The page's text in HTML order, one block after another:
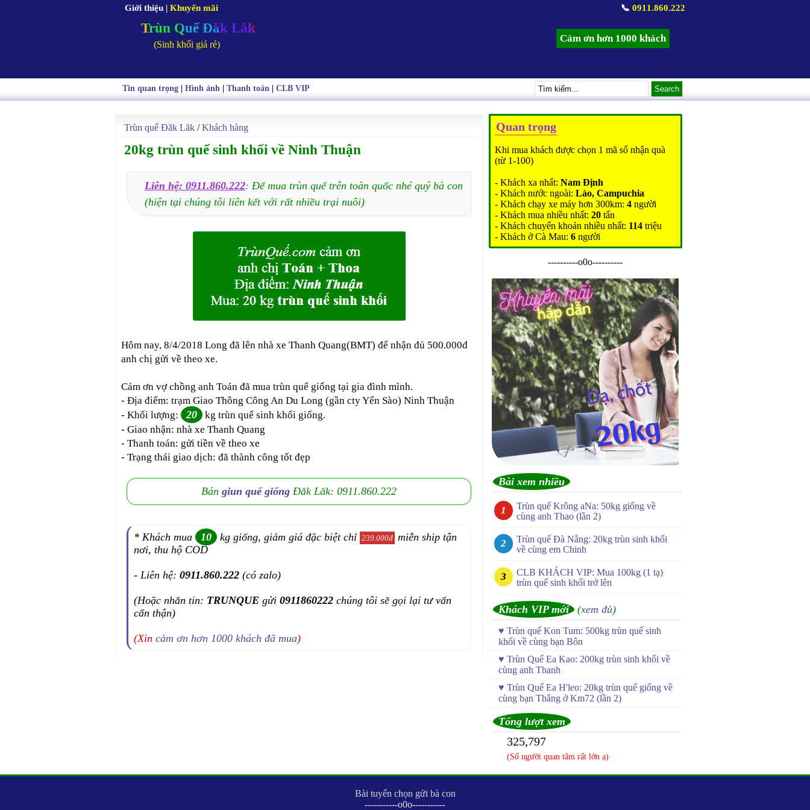
Giới thiệu | Khuyến mãi 📞 0911.860.222
Trùn Quế Đăk Lăk
(Sinh khối giá rẻ)
Cảm ơn hơn 1000 khách
Tin quan trọng| Hình ảnh| Thanh toán| CLB VIP
Trùn quế Đăk Lăk /Khách hàng
20kg trùn quế sinh khối về Ninh Thuận
Liên hệ: 0911.860.222: Để mua trùn quế trên toàn quốc nhé quý bà con
(hiện tại chúng tôi liên kết với rất nhiều trại nuôi)
Hôm nay, 8/4/2018 Long đã lên nhà xe Thanh Quang(BMT) để nhận đủ 500.000đ
anh chị gửi về theo xe.
Cảm ơn vợ chồng anh Toán đã mua trùn quế giống tại gia đình mình.
- Địa điểm: trạm Giao Thông Công An Du Long (gần cty Yến Sào) Ninh Thuận
- Khối lượng:
20
kg trùn quế sinh khối giống.
- Giao nhận: nhà xe Thanh Quang
- Thanh toán: gửi tiền về theo xe
- Trạng thái giao dịch: đã thành công tốt đẹp
Bán giun quế giống Đắk Lắk: 0911.860.222
* Khách mua 10 kg giống, giảm giá đặc biệt chỉ 239.000đ miễn ship tận
nơi, thu hộ COD
- Liên hệ: 0911.860.222 (có zalo)
(Hoặc nhắn tin: TRUNQUE gửi 0911860222 chúng tôi sẽ gọi lại tư vấn
cẩn thận)
(Xin cảm ơn hơn 1000 khách đã mua)
Quan trọng
Khi mua khách được chọn 1 mã số nhận quà
(từ 1-100)
- Khách xa nhất: Nam Định
- Khách nước ngoài: Lào, Campuchia
- Khách chạy xe máy hơn 300km: 4 người
- Khách mua nhiều nhất: 20 tấn
- Khách chuyển khoản nhiều nhất: 114 triệu
- Khách ở Cà Mau: 6 người
----------o0o----------
Bài xem nhiều
Trùn quế Krông aNa: 50kg giống về
cùng anh Thao (lần 2)
Trùn quế Đà Nẵng: 20kg trùn sinh khối
về cùng em Chinh
CLB KHÁCH VIP: Mua 100kg (1 tạ)
trùn quế sinh khối trở lên
Khách VIP mới (xem đủ)
♥ Trùn quế Kon Tum: 500kg trùn quế sinh
khối về cùng bạn Bôn
♥ Trùn Quế Ea Kao: 200kg trùn sinh khối về
cùng anh Thanh
♥ Trùn Quế Ea H'leo: 20kg trùn quế giống về
cùng bạn Thắng ở Km72 (lần 2)
Tổng lượt xem
325,797
(Số người quan tâm rất lớn ạ)
Bài tuyển chọn gửi bà con
-----------o0o-----------